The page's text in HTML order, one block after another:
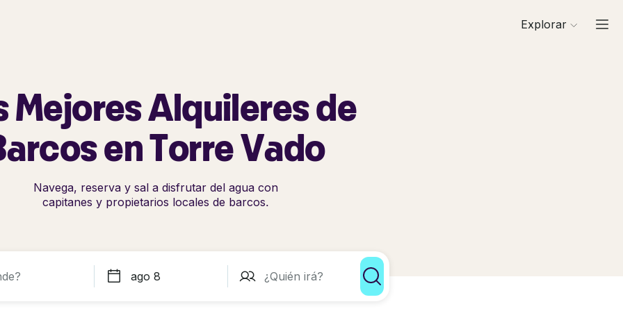
Explorar
Mejores Alquileres de
en Torre Vado
Navega, reserva y sal a disfrutar del agua con
capitanes y propietarios locales de barcos.